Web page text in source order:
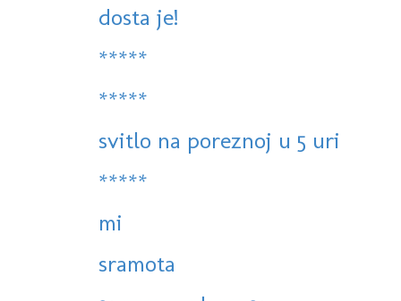
dosta je!
*****
*****
svitlo na poreznoj u 5 uri
*****
mi
sramota